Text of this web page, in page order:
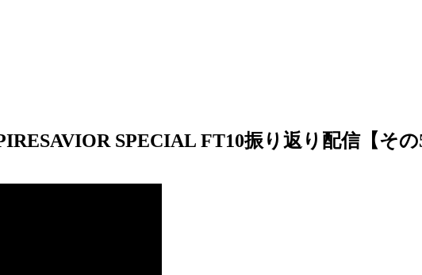
SPECIAL FT10振り返り配信【その